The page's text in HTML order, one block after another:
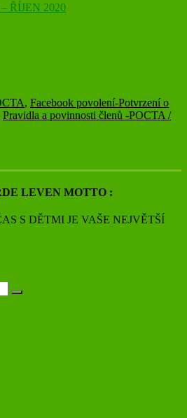
ŘÍJEN 2020
, Facebook povolení-Potvrzení o
Pravidla a povinnosti členů -POCTA /
LEVEN MOTTO :
S DĚTMI JE VAŠE NEJVĚTŠÍ